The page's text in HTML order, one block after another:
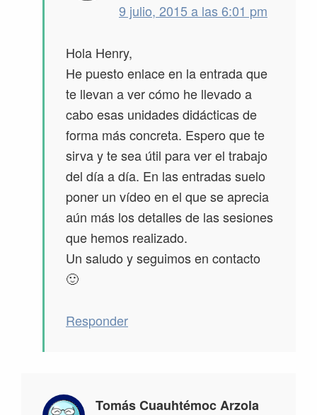
9 julio, 2015 a las 6:01 pm
Hola Henry,
He puesto enlace en la entrada que
te llevan a ver cómo he llevado a
cabo esas unidades didácticas de
forma más concreta. Espero que te
sirva y te sea útil para ver el trabajo
del día a día. En las entradas suelo
poner un vídeo en el que se aprecia
aún más los detalles de las sesiones
que hemos realizado.
Un saludo y seguimos en contacto
🙂
Responder
Tomás Cuauhtémoc Arzola